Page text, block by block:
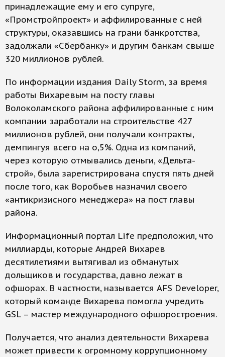
принадлежащие ему и его супруге,
«Промстройпроект» и аффилированные с ней
структуры, оказавшись на грани банкротства,
задолжали «Сбербанку» и другим банкам свыше
320 миллионов рублей.
По информации издания Daily Storm, за время
работы Вихаревым на посту главы
Волоколамского района аффилированные с ним
компании заработали на строительстве 427
миллионов рублей, они получали контракты,
демпингуя всего на о,5%. Одна из компаний,
через которую отмывались деньги, «Дельта-
строй», была зарегистрирована спустя пять дней
после того, как Воробьев назначил своего
«антикризисного менеджера» на пост главы
района.
Информационный портал Life предположил, что
миллиарды, которые Андрей Вихарев
десятилетиями вытягивал из обманутых
дольщиков и государства, давно лежат в
офшорах. В частности, называется AFS Developer,
который команде Вихарева помогла учредить
GSL – мастер международного офшоростроения.
Получается, что анализ деятельности Вихарева
может привести к огромному коррупционному